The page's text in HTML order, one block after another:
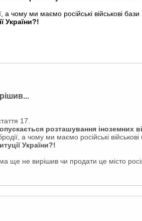
чому ми маємо російські військові бази
України?!
17.
розташування іноземних
а чому ми маємо російські військові
України?!
ще не вирiшив чи продати це мiсто